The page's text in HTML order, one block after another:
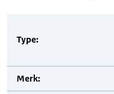
Type:
Merk: